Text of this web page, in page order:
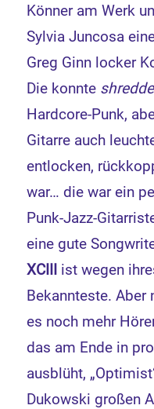
Könner am Werk
Sylvia Juncosa
Greg Ginn locker
Die konnte
Hardcore-Punk,
Gitarre auch
entlocken,
war… die war ein
Punk-Jazz-
eine gute
XCIII ist wegen
Bekannteste. Aber
es noch mehr
das am Ende in
ausblüht,
Dukowski großen